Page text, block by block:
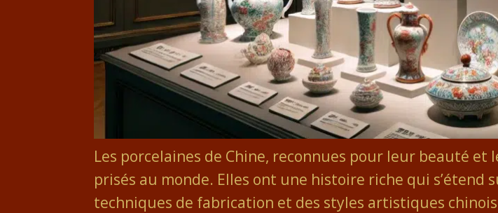
Les porcelaines de Chine, reconnues pour leur beauté et
prisés au monde. Elles ont une histoire riche qui
techniques de fabrication et des styles artistiques